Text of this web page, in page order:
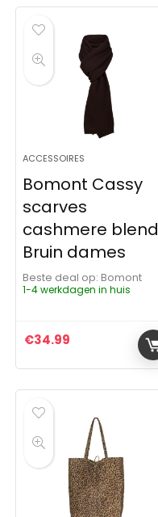
ACCESSOIRES
Bomont Cassy
scarves
cashmere blend
Bruin dames
Beste deal op:
Bomont
1-4 werkdagen in huis
€34.99